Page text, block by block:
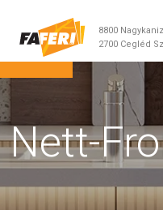
8800
2700 Cegléd
Nett-